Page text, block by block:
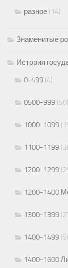
разное (14)
Знаменитые
История
0-499 (4)
0500-999 (50)
1000-1099
1100-1199
1200-1299
1200-1400
1300-1399
1400-1499
1400-1600